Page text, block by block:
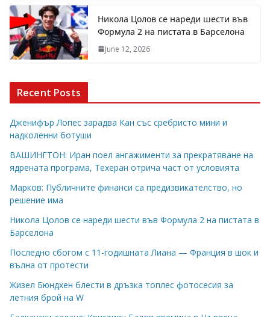
Никола Цолов се нареди шести във
Формула 2 на пистата в Барселона
June 12, 2026
Recent Posts
Дженифър Лопес зарадва Кан със сребристо мини и
надколенни ботуши
ВАШИНГТОН: Иран поел ангажименти за прекратяване на
ядрената програма, Техеран отрича част от условията
Марков: Публичните финанси са предизвикателство, но
решение има
Никола Цолов се нареди шести във Формула 2 на пистата в
Барселона
Последно сбогом с 11-годишната Лиана — Франция в шок и
вълна от протести
Жизел Бюндхен блести в дръзка топлес фотосесия за
летния брой на W